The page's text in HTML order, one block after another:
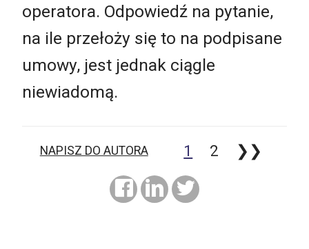
operatora. Odpowiedź na pytanie,
na ile przełoży się to na podpisane
umowy, jest jednak ciągle
niewiadomą.
NAPISZ DO AUTORA 1 2 ❯❯